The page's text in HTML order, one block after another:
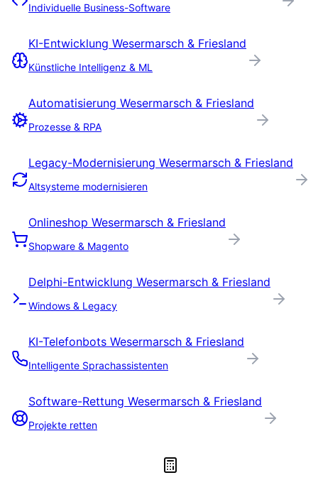
Individuelle Business-Software
KI-Entwicklung Wesermarsch & Friesland
Künstliche Intelligenz & ML
Automatisierung Wesermarsch & Friesland
Prozesse & RPA
Legacy-Modernisierung Wesermarsch & Friesland
Altsysteme modernisieren
Onlineshop Wesermarsch & Friesland
Shopware & Magento
Delphi-Entwicklung Wesermarsch & Friesland
Windows & Legacy
KI-Telefonbots Wesermarsch & Friesland
Intelligente Sprachassistenten
Software-Rettung Wesermarsch & Friesland
Projekte retten